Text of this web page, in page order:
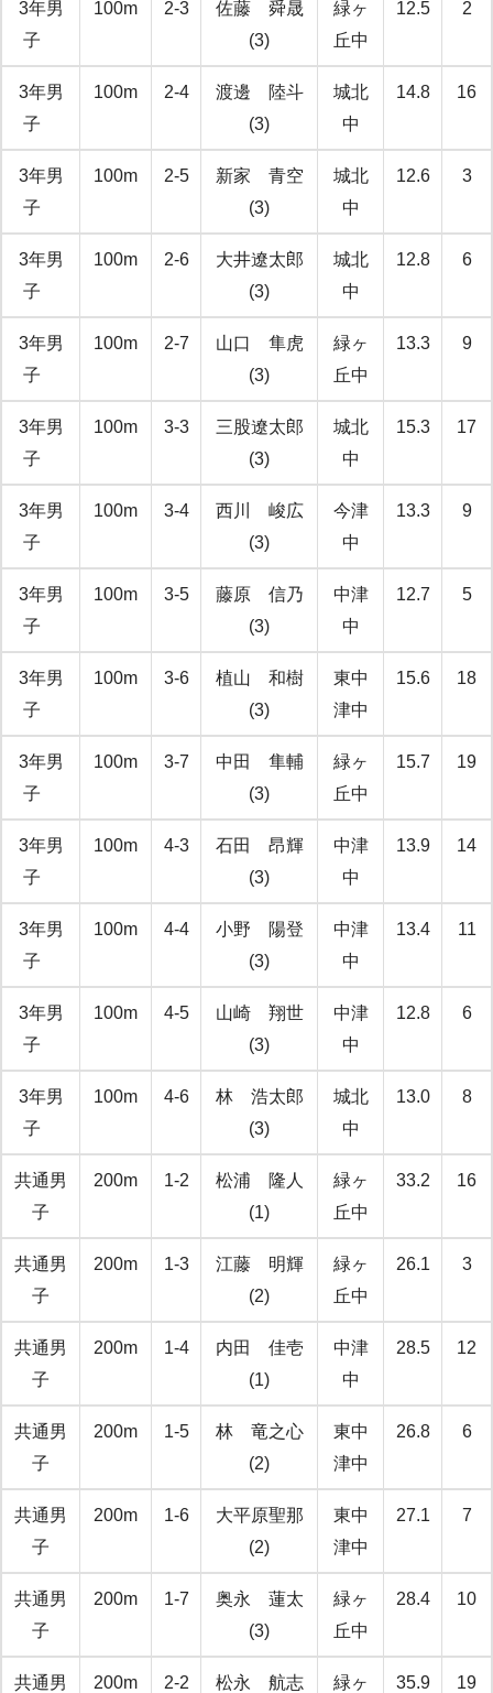
3年男
子
100m 2-3
佐藤 舜晟
(3)
緑ヶ
丘中
12.5 2
3年男
子
100m 2-4
渡邊 陸斗
(3)
城北
中
14.8 16
3年男
子
100m 2-5
新家 青空
(3)
城北
中
12.6 3
3年男
子
100m 2-6
大井遼太郎
(3)
城北
中
12.8 6
3年男
子
100m 2-7
山口 隼虎
(3)
緑ヶ
丘中
13.3 9
3年男
子
100m 3-3
三股遼太郎
(3)
城北
中
15.3 17
3年男
子
100m 3-4
西川 峻広
(3)
今津
中
13.3 9
3年男
子
100m 3-5
藤原 信乃
(3)
中津
中
12.7 5
3年男
子
100m 3-6
植山 和樹
(3)
東中
津中
15.6 18
3年男
子
100m 3-7
中田 隼輔
(3)
緑ヶ
丘中
15.7 19
3年男
子
100m 4-3
石田 昂輝
(3)
中津
中
13.9 14
3年男
子
100m 4-4
小野 陽登
(3)
中津
中
13.4 11
3年男
子
100m 4-5
山崎 翔世
(3)
中津
中
12.8 6
3年男
子
100m 4-6
林 浩太郎
(3)
城北
中
13.0 8
共通男
子
200m 1-2
松浦 隆人
(1)
緑ヶ
丘中
33.2 16
共通男
子
200m 1-3
江藤 明輝
(2)
緑ヶ
丘中
26.1 3
共通男
子
200m 1-4
内田 佳壱
(1)
中津
中
28.5 12
共通男
子
200m 1-5
林 竜之心
(2)
東中
津中
26.8 6
共通男
子
200m 1-6
大平原聖那
(2)
東中
津中
27.1 7
共通男
子
200m 1-7
奥永 蓮太
(3)
緑ヶ
丘中
28.4 10
共通男
200m 2-2
松永 航志
緑ヶ
35.9 19